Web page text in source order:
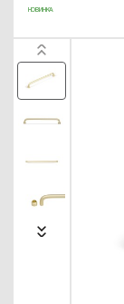
НОВИНКА